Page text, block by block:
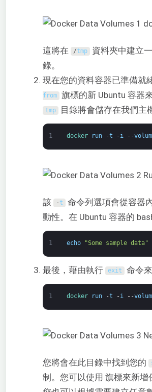
這將在 /tmp 資料夾中建立
錄。
現在您的資料容器已準備就
from 旗標的新 Ubuntu 容器
tmp 目錄將會儲存在我們主
1 docker run -t -i --
該 -t 命令列選項會從容器
動性。在 Ubuntu 容器的
1 echo "Some sample data"
最後，藉由執行 exit 命令
1 docker run -t -i --
您將會在此目錄中找到您的
制。您可以使用 旗標來新增